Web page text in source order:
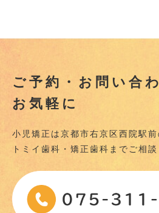
ご予約・お問い合
お気軽に
小児矯正は京都市右京区西院駅前
トミイ歯科・矯正歯科までご相談